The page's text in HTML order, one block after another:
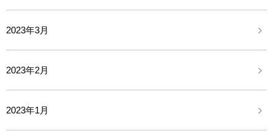
2023年3月
2023年2月
2023年1月